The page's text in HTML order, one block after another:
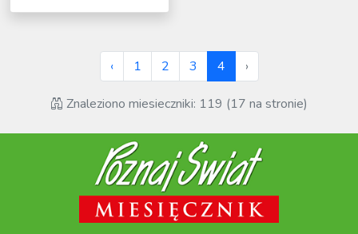
‹ 1 2 3 4 ›
Znaleziono miesieczniki: 119 (17 na stronie)